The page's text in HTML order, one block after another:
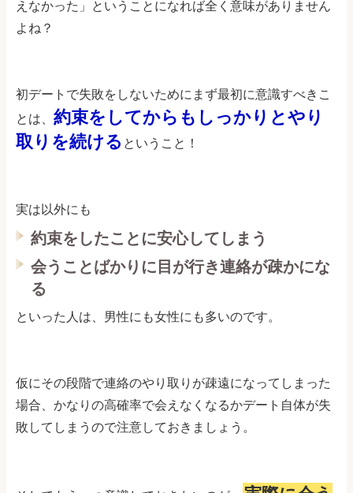
えなかった」ということになれば全く意味がありません
よね？
初デートで失敗をしないためにまず最初に意識すべきこ
とは、 約束をしてからもしっかりとやり
取りを続ける ということ！
実は以外にも
約束をしたことに安心してしまう
会うことばかりに目が行き連絡が疎かにな
る
といった人は、男性にも女性にも多いのです。
仮にその段階で連絡のやり取りが疎遠になってしまった
場合、かなりの高確率で会えなくなるかデート自体が失
敗してしまうので注意しておきましょう。